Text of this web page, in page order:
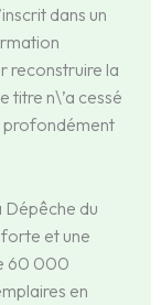
dans un
reconstruire la
titre n\’a cessé
profondément
Dépêche du
et une
60 000
en